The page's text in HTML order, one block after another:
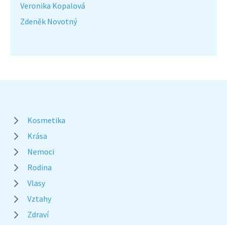
Veronika Kopalová
Zdeněk Novotný
Kosmetika
Krása
Nemoci
Rodina
Vlasy
Vztahy
Zdraví